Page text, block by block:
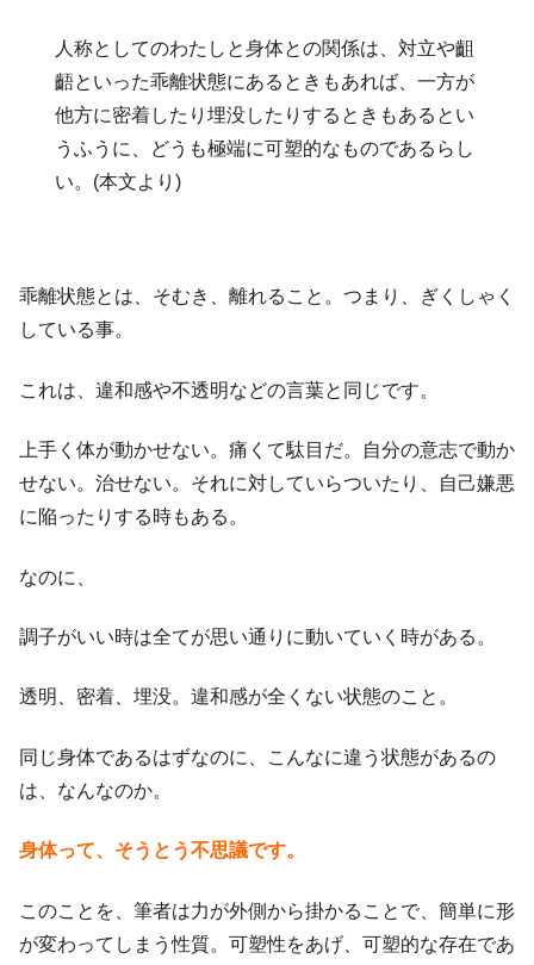
人称としてのわたしと身体との関係は、対立や齟
齬といった乖離状態にあるときもあれば、一方が
他方に密着したり埋没したりするときもあるとい
うふうに、どうも極端に可塑的なものであるらし
い。(本文より)
乖離状態とは、そむき、離れること。つまり、ぎくしゃく
している事。
これは、違和感や不透明などの言葉と同じです。
上手く体が動かせない。痛くて駄目だ。自分の意志で動か
せない。治せない。それに対していらついたり、自己嫌悪
に陥ったりする時もある。
なのに、
調子がいい時は全てが思い通りに動いていく時がある。
透明、密着、埋没。違和感が全くない状態のこと。
同じ身体であるはずなのに、こんなに違う状態があるの
は、なんなのか。
身体って、そうとう不思議です。
このことを、筆者は力が外側から掛かることで、簡単に形
が変わってしまう性質。可塑性をあげ、可塑的な存在であ